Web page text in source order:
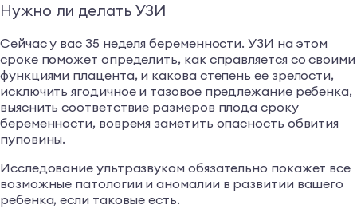
Нужно ли делать УЗИ
Сейчас у вас 35 неделя беременности. УЗИ на этом
сроке поможет определить, как справляется со своими
функциями плацента, и какова степень ее зрелости,
исключить ягодичное и тазовое предлежание ребенка,
выяснить соответствие размеров плода сроку
беременности, вовремя заметить опасность обвития
пуповины.
Исследование ультразвуком обязательно покажет все
возможные патологии и аномалии в развитии вашего
ребенка, если таковые есть.